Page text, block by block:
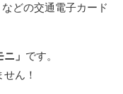
どの交通電子カード
ニ」 です。
ん！